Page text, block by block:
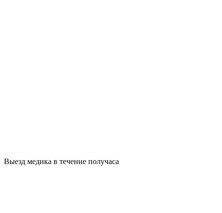
Выезд медика в течение получаса